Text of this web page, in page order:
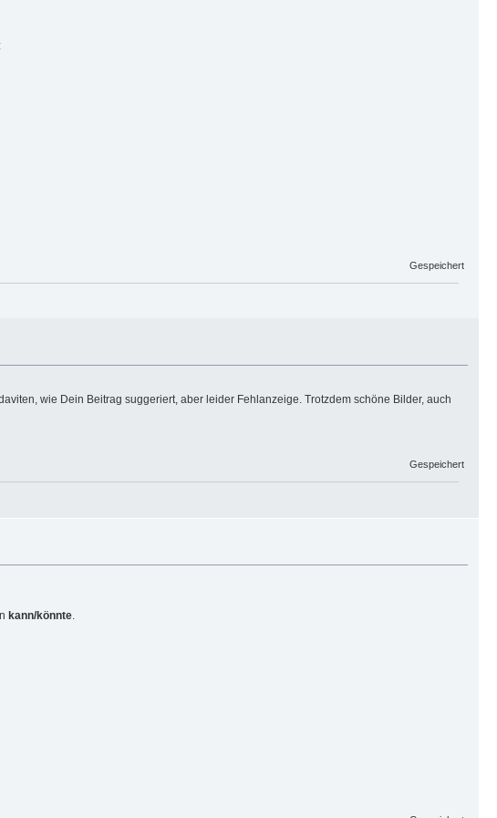
Gespeichert
wie Dein Beitrag suggeriert, aber leider Fehlanzeige. Trotzdem schöne Bilder, auch
Gespeichert
kann/könnte.